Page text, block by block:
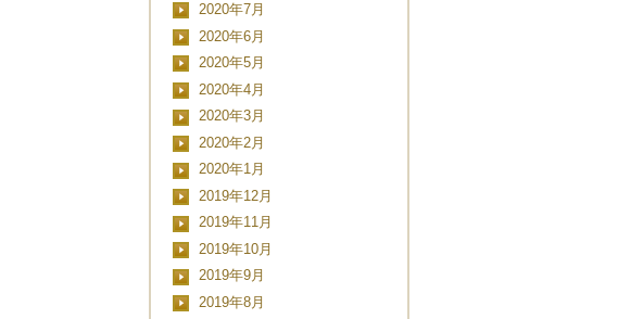
2020年7月
2020年6月
2020年5月
2020年4月
2020年3月
2020年2月
2020年1月
2019年12月
2019年11月
2019年10月
2019年9月
2019年8月
■■■日付■■■